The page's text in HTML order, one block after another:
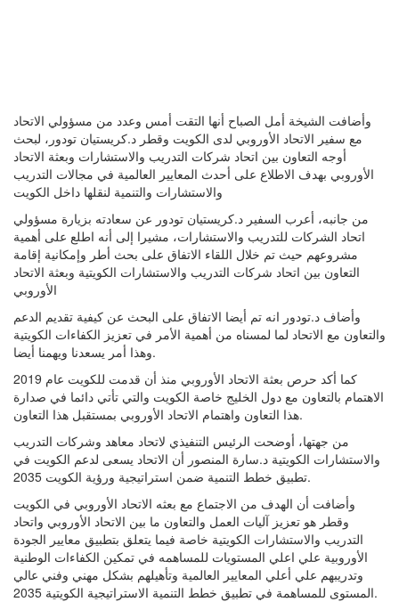
وأضافت الشيخة أمل الصباح أنها التقت أمس وعدد من مسؤولي الاتحاد
مع سفير الاتحاد الأوروبي لدى الكويت وقطر د.كريستيان تودور، لبحث
أوجه التعاون بين اتحاد شركات التدريب والاستشارات وبعثة الاتحاد
الأوروبي بهدف الاطلاع على أحدث المعايير العالمية في مجالات التدريب
والاستشارات والتنمية لنقلها داخل الكويت
من جانبه، أعرب السفير د.كريستيان تودور عن سعادته بزيارة مسؤولي
اتحاد الشركات للتدريب والاستشارات، مشيرا إلى أنه اطلع على أهمية
مشروعهم حيث تم خلال اللقاء الاتفاق على بحث أطر وإمكانية إقامة
التعاون بين اتحاد شركات التدريب والاستشارات الكويتية وبعثة الاتحاد
الأوروبي
وأضاف د.تودور انه تم أيضا الاتفاق على البحث عن كيفية تقديم الدعم
والتعاون مع الاتحاد لما لمسناه من أهمية الأمر في تعزيز الكفاءات الكويتية
وهذا أمر يسعدنا ويهمنا أيضا.
كما أكد حرص بعثة الاتحاد الأوروبي منذ أن قدمت للكويت عام 2019
الاهتمام بالتعاون مع دول الخليج خاصة الكويت والتي تأتي دائما في صدارة
هذا التعاون واهتمام الاتحاد الأوروبي بمستقبل هذا التعاون.
من جهتها، أوضحت الرئيس التنفيذي لاتحاد معاهد وشركات التدريب
والاستشارات الكويتية د.سارة المنصور أن الاتحاد يسعى لدعم الكويت في
تطبيق خطط التنمية ضمن استراتيجية ورؤية الكويت 2035.
وأضافت أن الهدف من الاجتماع مع بعثه الاتحاد الأوروبي في الكويت
وقطر هو تعزيز آليات العمل والتعاون ما بين الاتحاد الأوروبي واتحاد
التدريب والاستشارات الكويتية خاصة فيما يتعلق بتطبيق معايير الجودة
الأوروبية علي اعلي المستويات للمساهمه في تمكين الكفاءات الوطنية
وتدريبهم علي أعلي المعايير العالمية وتأهيلهم بشكل مهني وفني عالي
المستوى للمساهمة في تطبيق خطط التنمية الاستراتيجية الكويتية 2035.